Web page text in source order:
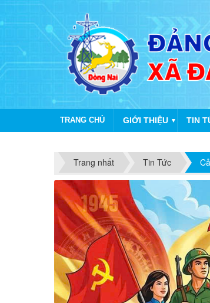
TRANG CHỦ GIỚI THIỆU ▼ TIN
Trang nhất
Tin Tức